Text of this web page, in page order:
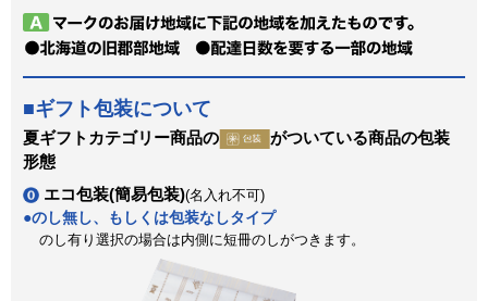
ギフト包装について
夏ギフトカテゴリー商品の
がついている商品の包装
形態
エコ包装(簡易包装)(名入れ不可)
のし無し、もしくは包装なしタイプ
のし有り選択の場合は内側に短冊のしがつきます。